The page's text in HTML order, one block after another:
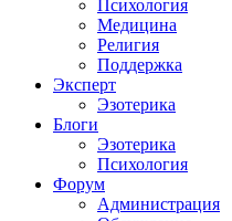
Психология
Медицина
Религия
Поддержка
Эксперт
Эзотерика
Блоги
Эзотерика
Психология
Форум
Администрация